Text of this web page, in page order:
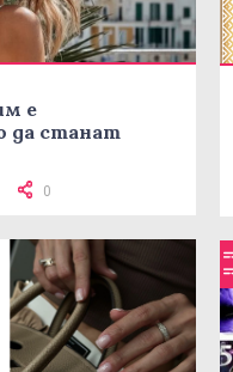
е
да станат
0